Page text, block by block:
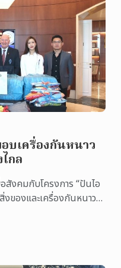
บเครื่องกันหนาว
กล
สังคมกับโครงการ “ปันไอ
ของและเครื่องกันหนาวให้